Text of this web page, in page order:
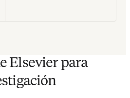
Elsevier para